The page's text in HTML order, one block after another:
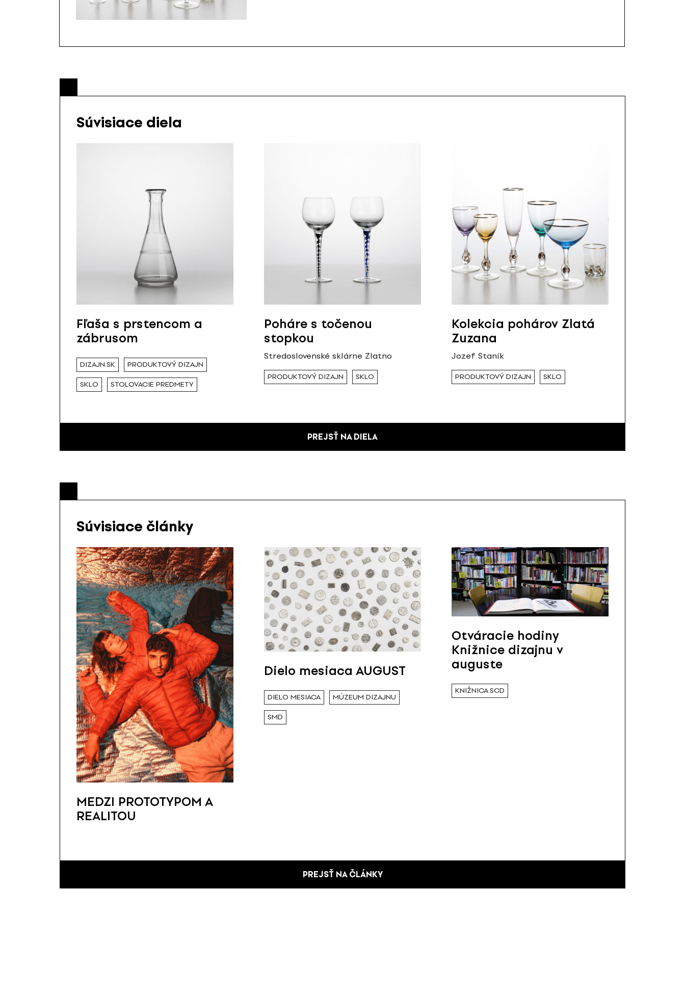
Súvisiace diela
Fľaša s prstencom a
zábrusom
DIZAJN.SK PRODUKTOVÝ DIZAJN
SKLO STOLOVACIE PREDMETY
Poháre s točenou
stopkou
Stredoslovenské sklárne Zlatno
PRODUKTOVÝ DIZAJN SKLO
Kolekcia pohárov Zlatá
Zuzana
Jozef Staník
PRODUKTOVÝ DIZAJN SKLO
PREJSŤ NA DIELA
Súvisiace články
MEDZI PROTOTYPOM A
REALITOU
Dielo mesiaca AUGUST
DIELO MESIACA MÚZEUM DIZAJNU
SMD
Otváracie hodiny
Knižnice dizajnu v
auguste
KNIŽNICA SCD
PREJSŤ NA ČLÁNKY